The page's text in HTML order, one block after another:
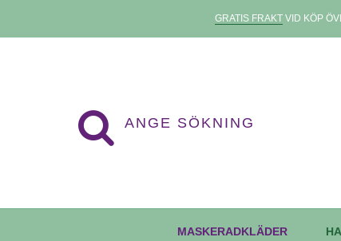
GRATIS FRAKTVID KÖP
MASKERADKLÄDER